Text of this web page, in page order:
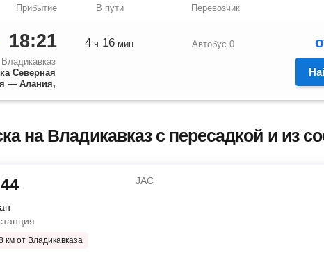
Прибытие В пути Перевозчик
18:21
Владикавказ
Северная
— Алания,
4ч 16мин Автобус 0
на Владикавказ с пересадкой и из
км от Владикавказа
JAC